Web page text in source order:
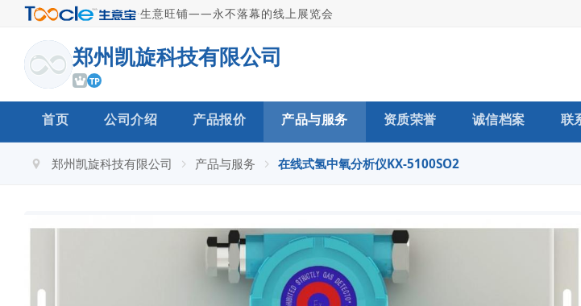
·生意旺铺——永不落幕的线上展览会
郑州凯旋科技有限公司
TP
首页 公司介绍 产品报价 产品与服务 资质荣誉 诚信档案 联
郑州凯旋科技有限公司 产品与服务 在线式氢中氧分析仪KX-5100SO2